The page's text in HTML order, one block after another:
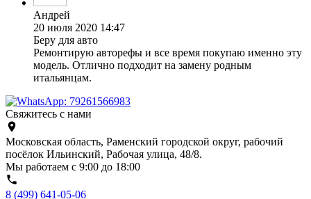
Андрей
20 июля 2020 14:47
Беру для авто
Ремонтирую авторефы и все время покупаю именно эту
модель. Отлично подходит на замену родным
итальянцам.
Свяжитесь с нами
Московская область, Раменский городской округ, рабочий
посёлок Ильинский, Рабочая улица, 48/8.
Мы работаем с 9:00 до 18:00
8 (499) 641-05-06